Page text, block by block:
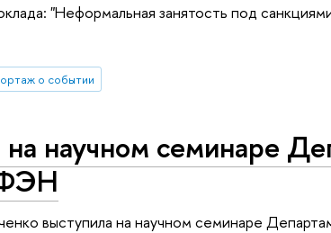
"Неформальная занятость под
о событии
научном семинаре
ФЭН
выступила на научном семинаре